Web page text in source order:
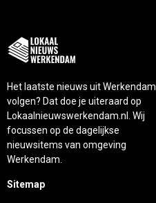
Het laatste nieuws uit Werkendam
volgen? Dat doe je uiteraard op
Lokaalnieuwswerkendam.nl. Wij
focussen op de dagelijkse
nieuwsitems van omgeving
Werkendam.
Sitemap